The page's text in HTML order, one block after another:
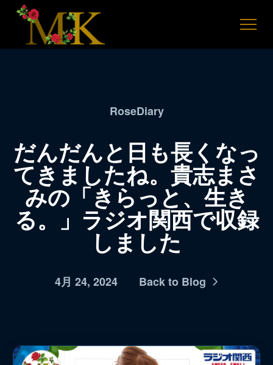
RoseDiary
だんだんと日も長くなっ
てきましたね。貴志まさ
みの「きらっと、生き
る。」ラジオ関西で収録
しました
4月 24, 2024 Back to Blog